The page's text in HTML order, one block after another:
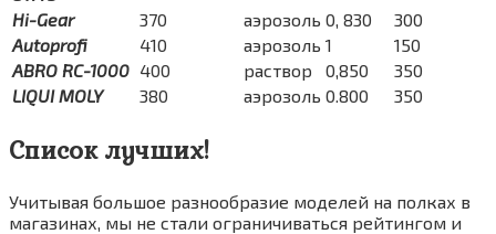
Hi-Gear
370 аэрозоль 0, 830
300
Autoprofi
410 аэрозоль 1
150
ABRO RC-1000 400 раствор 0,850
350
LIQUI MOLY
380 аэрозоль 0.800 350
Список лучших!
Учитывая большое разнообразие моделей на полках в
магазинах, мы не стали ограничиваться рейтингом и